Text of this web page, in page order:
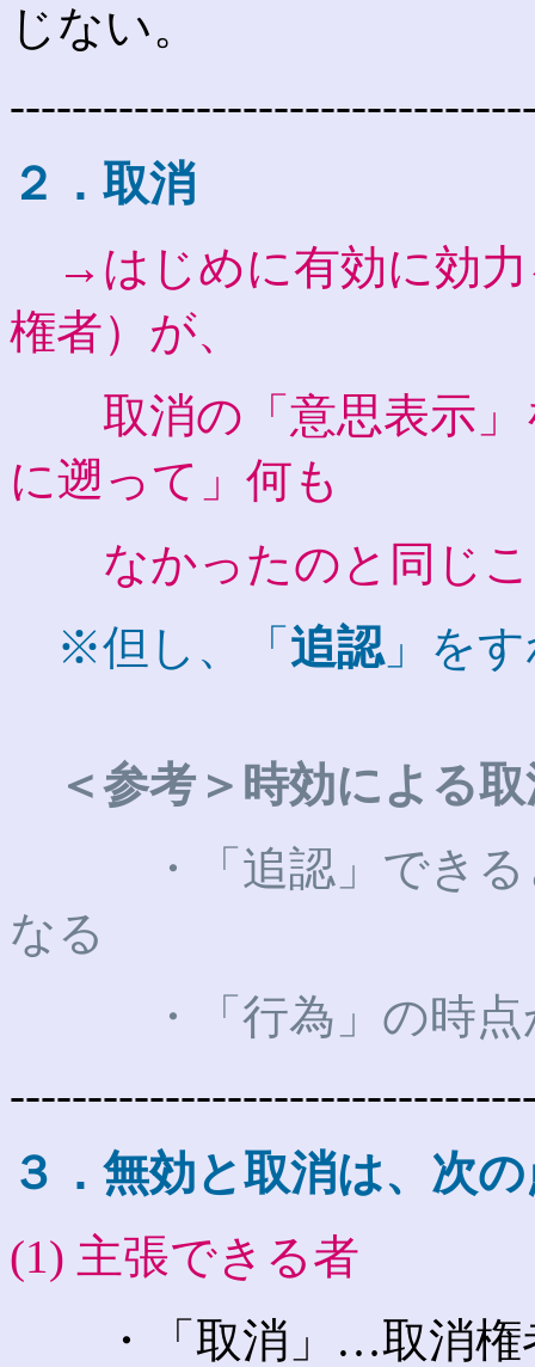
じない。
２．取消
→はじめに有効に効
権者）が、
取消の「意思表示」
に遡って」何も
なかったのと同じこ
※但し、「 追認」を
＜参考＞時効による
・「追認」でき
なる
・「行為」の時点か
３．無効と取消は、次
(1) 主張できる者
・「取消」…取消権